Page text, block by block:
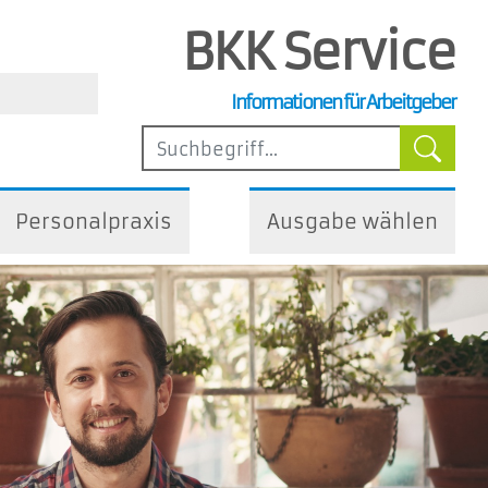
BKK Service
Informationen für Arbeitgeber
Steuer- und Arbeitsrecht
Personalpraxis Ausgabe wählen